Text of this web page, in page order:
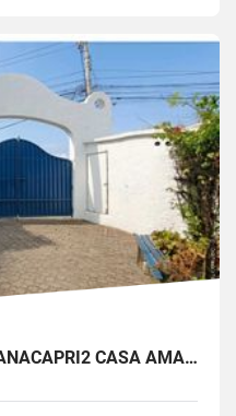
PLAYAS KM 3.5 VIA DATA ANACAPRI2 CASA AMABLADA EN VENTA